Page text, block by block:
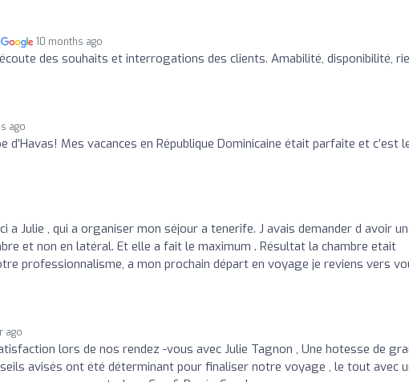
10 months ago
des souhaits et interrogations des clients. Amabilité, disponibilité,
ago
d’Havas! Mes vacances en République Dominicaine était parfaite et c’est
a Julie , qui a organiser mon séjour a tenerife. J avais demander d avoir
et non en latéral. Et elle a fait le maximum . Résultat la chambre etait
professionnalisme, a mon prochain départ en voyage je reviens vers
ago
lors de nos rendez -vous avec Julie Tagnon , Une hotesse de
avisés ont été déterminant pour finaliser notre voyage , le tout avec